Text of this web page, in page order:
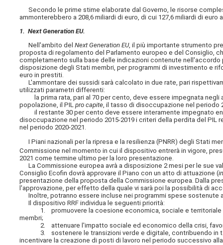
Secondo le prime stime elaborate dal Governo, le risorse
ammonterebbero a 208,6 miliardi di euro, di cui 127,6 miliardi di
1. Next Generation EU.
Nell'ambito delNext Generation EU, il più importante strumento
proposta di regolamento del Parlamento europeo e del Consiglio,
completamento sulla base delle indicazioni contenute
disposizione degli Stati membri, per programmi di investimento e
euro in prestiti.
L'ammontare dei sussidi sarà calcolato in due rate, pari
utilizzati parametri differenti:
la prima rata, pari al 70 per cento, deve essere impegnata negli
popolazione, il PILpro capite, il tasso di disoccupazione nel periodo
il restante 30 per cento deve essere interamente impegnato
disoccupazione nel periodo 2015-2019 i criteri della perdita del PIL
nel periodo 2020-2021.
I Piani nazionali per la ripresa e la resilienza (PNRR) degli Stati
Commissione nel momento in cui il dispositivo entrerà in vigore,
2021 come termine ultimo per la loro presentazione.
La Commissione europea avrà a disposizione 2 mesi per le sue
Consiglio Ecofin dovrà approvare il Piano con un atto di attuazione (
presentazione della proposta della Commissione europea. Dalla
l'approvazione, per effetto della quale vi sarà poi la possibilità di
Inoltre, potranno essere incluse nei programmi spese sostenute
Il dispositivo RRF individua le seguenti priorità:
1. promuovere la coesione economica, sociale e territoriale
membri;
2. attenuare l'impatto sociale ed economico della crisi,
3. sostenere le transizioni verde e digitale, contribuendo in tal
incentivare la creazione di posti di lavoro nel periodo successivo